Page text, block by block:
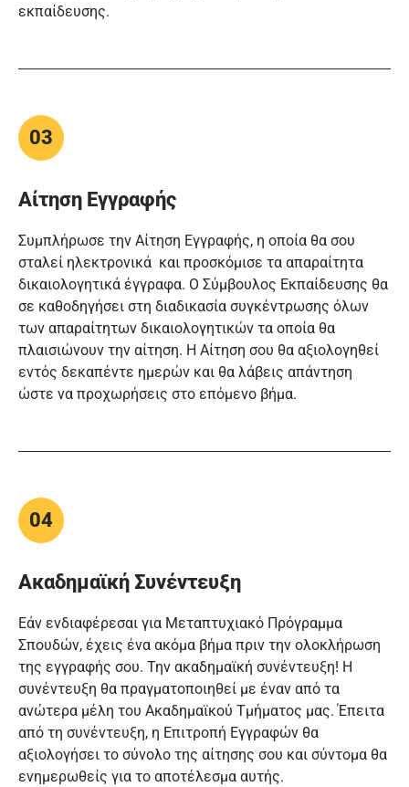
εκπαίδευσης.
03
Αίτηση Εγγραφής
Συμπλήρωσε την Αίτηση Εγγραφής, η οποία θα σου
σταλεί ηλεκτρονικά και προσκόμισε τα απαραίτητα
δικαιολογητικά έγγραφα. Ο Σύμβουλος Εκπαίδευσης θα
σε καθοδηγήσει στη διαδικασία συγκέντρωσης όλων
των απαραίτητων δικαιολογητικών τα οποία θα
πλαισιώνουν την αίτηση. Η Αίτηση σου θα αξιολογηθεί
εντός δεκαπέντε ημερών και θα λάβεις απάντηση
ώστε να προχωρήσεις στο επόμενο βήμα.
04
Ακαδημαϊκή Συνέντευξη
Εάν ενδιαφέρεσαι για Μεταπτυχιακό Πρόγραμμα
Σπουδών, έχεις ένα ακόμα βήμα πριν την ολοκλήρωση
της εγγραφής σου. Την ακαδημαϊκή συνέντευξη! Η
συνέντευξη θα πραγματοποιηθεί με έναν από τα
ανώτερα μέλη του Ακαδημαϊκού Τμήματος μας. Έπειτα
από τη συνέντευξη, η Επιτροπή Εγγραφών θα
αξιολογήσει το σύνολο της αίτησης σου και σύντομα θα
ενημερωθείς για το αποτέλεσμα αυτής.